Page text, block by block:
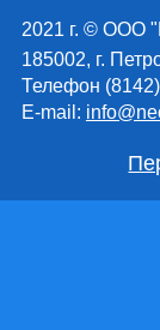
2021 г. © ООО
185002, г.
Телефон
E-mail: